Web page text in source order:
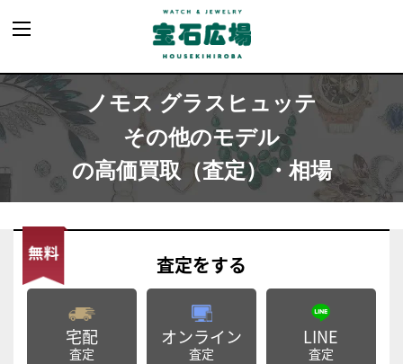
ノモス グラスヒュッテ
その他のモデル
の高価買取（査定）・相場
査定をする
宅配
査定
オンライン
査定
LINE
査定